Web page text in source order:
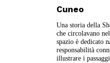
Cuneo
Una storia della
che circolavano
spazio è dedicato
responsabilità
illustrare i